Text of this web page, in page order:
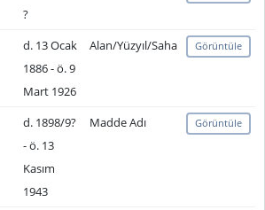
?
d. 13 Ocak
1886 - ö. 9
Mart 1926
Alan/Yüzyıl/Saha Görüntüle
d. 1898/9?
- ö. 13
Kasım
1943
Madde Adı Görüntüle